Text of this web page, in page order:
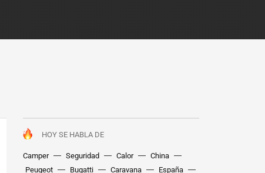
HOY SE HABLA DE
Camper Seguridad Calor
China
Peugeot
Bugatti Caravana
España